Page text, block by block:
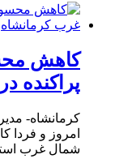
کاهش
پراکنده
کرمانشاه-
امروز و فردا
شمال غرب